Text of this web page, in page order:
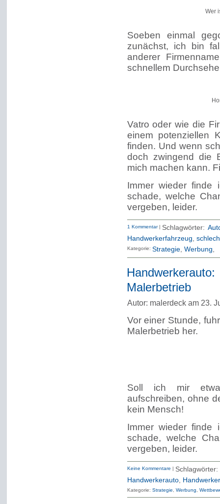
Wer
Soeben einmal
zunächst, ich bin
anderer
schnellem
Vatro oder wie die
einem potenziellen
finden. Und wenn
doch zwingend die
mich machen kann.
Immer wieder finde
schade, welche
vergeben, leider.
1 Kommentar| Schlagwörter:
Handwerkerfahrzeug,
Kategorie: Strategie Werbung
Malerbetrieb
Autor: malerdeck am 23.
Vor einer Stunde,
Malerbetrieb her.
Soll ich mir etwa
aufschreiben, ohne
kein Mensch!
Immer wieder finde
schade, welche
vergeben, leider.
Keine Kommentare |
Handwerkerauto,
Kategorie: Strategie Werbung